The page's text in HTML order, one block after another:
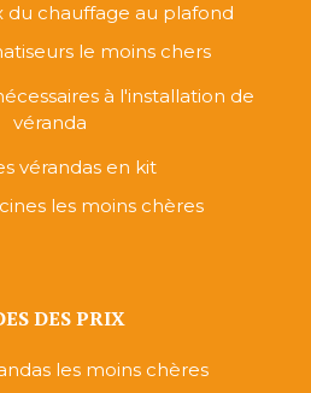
du chauffage au plafond
le moins chers
à l'installation de
véranda
vérandas en kit
les moins chères
DES PRIX
les moins chères